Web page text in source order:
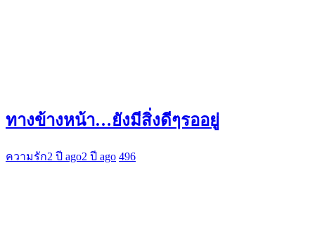
ทางข้างหน้า…ยังมีสิ่งดีๆรออยู่
ความรัก2 ปี ago2 ปี ago 496